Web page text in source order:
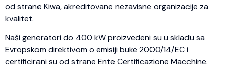
od strane Kiwa, akreditovane nezavisne organizacije za
kvalitet.
Naši generatori do 400 kW proizvedeni su u skladu sa
Evropskom direktivom o emisiji buke 2000/14/EC i
certificirani su od strane Ente Certificazione Macchine.